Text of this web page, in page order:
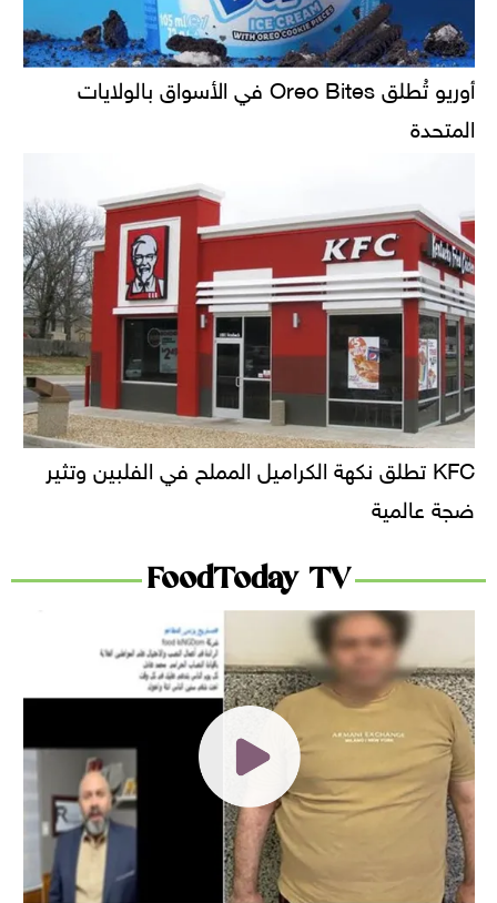
أوريو تُطلق Oreo Bites في الأسواق بالولايات
المتحدة
KFC تطلق نكهة الكراميل المملح في الفلبين وتثير
ضجة عالمية
FoodToday TV